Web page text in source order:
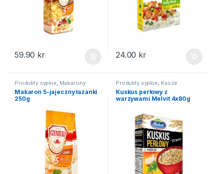
59.90 kr 24.00 kr
Produkty sypkie, Makarony
Makaron 5-jajeczny łazanki
250g
Produkty sypkie, Kasze
Kuskus perłowy z
warzywami Melvit 4x80g